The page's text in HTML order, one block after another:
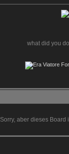
what did you
Sorry, aber dieses Board